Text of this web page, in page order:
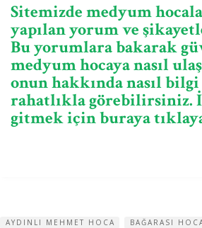
Sitemizde medyum
yapılan yorum ve
Bu yorumlara bakarak
medyum hocaya nasıl
onun hakkında nasıl
rahatlıkla görebilirsiniz.
gitmek için buraya
AYDINLI MEHMET HOCA BAĞARASI